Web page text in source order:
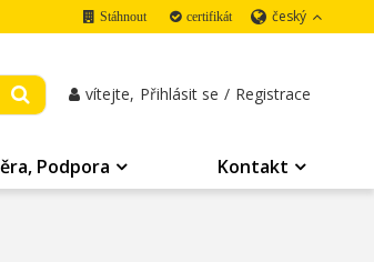
Stáhnout certifikát český
vítejte, Přihlásit se / Registrace
Podpora Kontakt